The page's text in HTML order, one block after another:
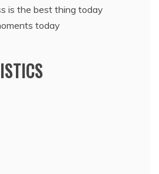
is the best thing today
today